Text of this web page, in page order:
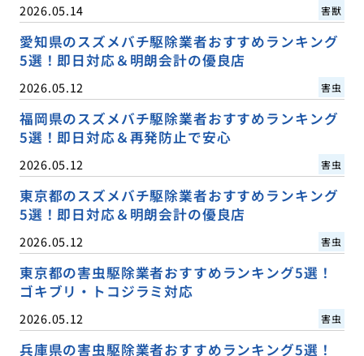
2026.05.14 害獣
愛知県のスズメバチ駆除業者おすすめランキング
5選！即日対応＆明朗会計の優良店
2026.05.12 害虫
福岡県のスズメバチ駆除業者おすすめランキング
5選！即日対応＆再発防止で安心
2026.05.12 害虫
東京都のスズメバチ駆除業者おすすめランキング
5選！即日対応＆明朗会計の優良店
2026.05.12 害虫
東京都の害虫駆除業者おすすめランキング5選！
ゴキブリ・トコジラミ対応
2026.05.12 害虫
兵庫県の害虫駆除業者おすすめランキング5選！